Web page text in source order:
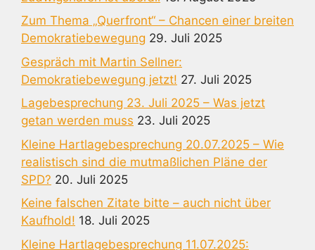
Zum Thema „Querfront“ – Chancen einer breiten
Demokratiebewegung 29. Juli 2025
Gespräch mit Martin Sellner:
Demokratiebewegung jetzt! 27. Juli 2025
Lagebesprechung 23. Juli 2025 – Was jetzt
getan werden muss 23. Juli 2025
Kleine Hartlagebesprechung 20.07.2025 – Wie
realistisch sind die mutmaßlichen Pläne der
SPD? 20. Juli 2025
Keine falschen Zitate bitte – auch nicht über
Kaufhold! 18. Juli 2025
Kleine Hartlagebesprechung 11.07.2025: